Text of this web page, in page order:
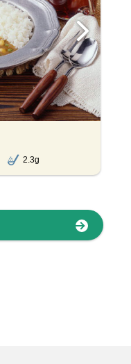
2.3g